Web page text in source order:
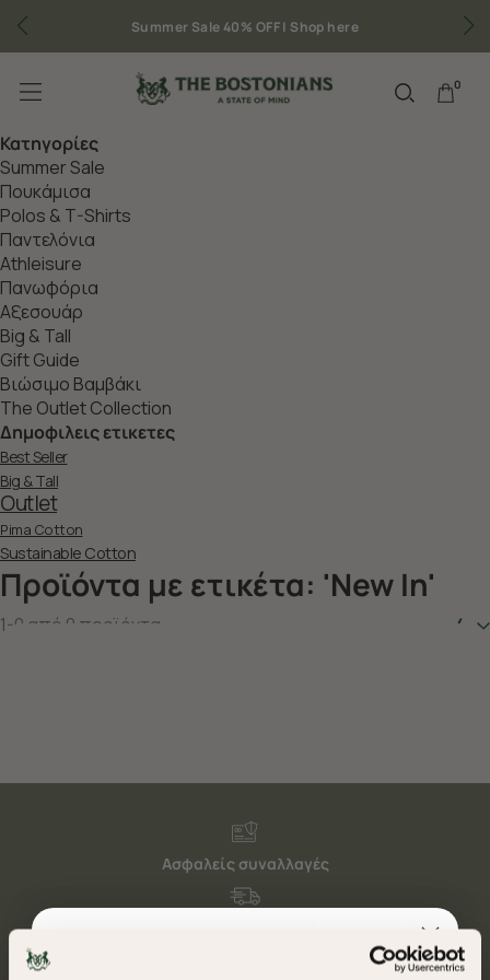
Summer Sale 40% OFF | Shop here
0
Κατηγορίες
Summer Sale
Πουκάμισα
Polos & T-Shirts
Παντελόνια
Athleisure
Πανωφόρια
Aξεσουάρ
Big & Tall
Gift Guide
Βιώσιμο Βαμβάκι
The Outlet Collection
Δημοφιλεις ετικετες
Best Seller
Big & Tall
Outlet
Pima Cotton
Sustainable Cotton
Προϊόντα με ετικέτα: 'New In'
1-0 από 0 προϊόντα 4
Ασφαλείς συναλλαγές